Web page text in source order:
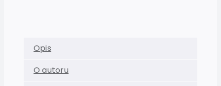
Opis
O autoru